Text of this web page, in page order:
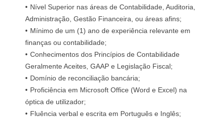
Nível Superior nas áreas de Contabilidade, Auditoria,
Administração, Gestão Financeira, ou áreas afins;
Mínimo de um (1) ano de experiência relevante em
finanças ou contabilidade;
Conhecimentos dos Princípios de Contabilidade
Geralmente Aceites, GAAP e Legislação Fiscal;
Domínio de reconciliação bancária;
Proficiência em Microsoft Office (Word e Excel) na
óptica de utilizador;
Fluência verbal e escrita em Português e Inglês;